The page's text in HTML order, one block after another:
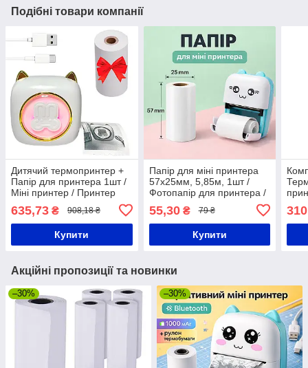
Подібні товари компанії
Дитячий термопринтер +
Папір для принтера 1шт /
Міні принтер / Принтер
635,73 ₴ 908,18 ₴
Купити
Папір для міні принтера
57х25мм, 5,85м, 1шт /
Фотопапір для принтера /
принтера / Папір для
термопринтера
55,30₴ 79 ₴
Купити
для
Акційні пропозиції та новинки
–30% –30%